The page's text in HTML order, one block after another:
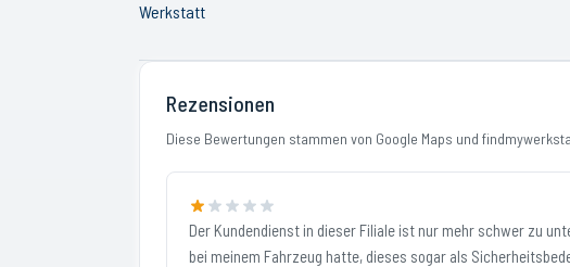
Werkstatt
Rezensionen
Diese Bewertungen stammen von Google Maps und
Der Kundendienst in dieser Filiale ist nur mehr schwer zu
bei meinem Fahrzeug hatte, dieses sogar als